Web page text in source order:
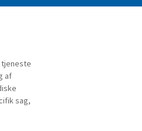
tjeneste
af
sag,